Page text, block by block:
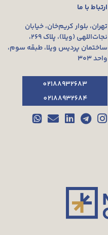
ارتباط با ما
تهران، بلوار کریم‌خان، خیابان
نجات‌اللهی (ویلا)، پلاک ۲۶۹،
ساختمان پردیس ویلا، طبقه سوم،
واحد ۳۰۳
02188932683
02188932684